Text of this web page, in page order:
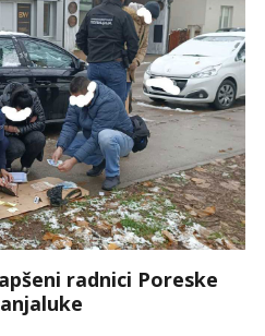
radnici Poreske